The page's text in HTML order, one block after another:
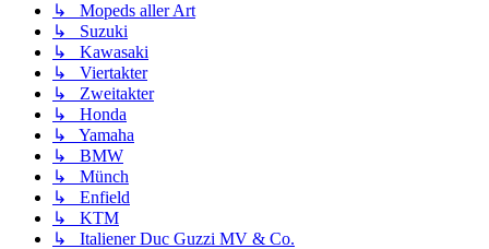
↳ Mopeds aller Art
↳ Suzuki
↳ Kawasaki
↳ Viertakter
↳ Zweitakter
↳ Honda
↳ Yamaha
↳ BMW
↳ Münch
↳ Enfield
↳ KTM
↳ Italiener Duc Guzzi MV & Co.